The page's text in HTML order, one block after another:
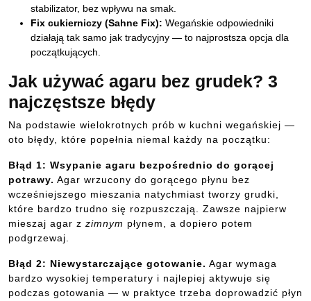
stabilizator, bez wpływu na smak.
Fix cukierniczy (Sahne Fix): Wegańskie odpowiedniki
działają tak samo jak tradycyjny — to najprostsza opcja dla
początkujących.
Jak używać agaru bez grudek? 3
najczęstsze błędy
Na podstawie wielokrotnych prób w kuchni wegańskiej —
oto błędy, które popełnia niemal każdy na początku:
Błąd 1: Wsypanie agaru bezpośrednio do gorącej
potrawy. Agar wrzucony do gorącego płynu bez
wcześniejszego mieszania natychmiast tworzy grudki,
które bardzo trudno się rozpuszczają. Zawsze najpierw
mieszaj agar z zimnym płynem, a dopiero potem
podgrzewaj.
Błąd 2: Niewystarczające gotowanie. Agar wymaga
bardzo wysokiej temperatury i najlepiej aktywuje się
podczas gotowania — w praktyce trzeba doprowadzić płyn